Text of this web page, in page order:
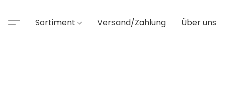
Sortiment Versand/Zahlung Über uns